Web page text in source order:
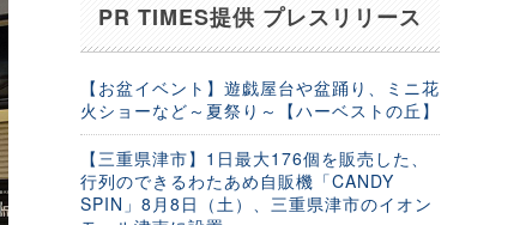
PR TIMES提供 プレスリリース
【お盆イベント】遊戯屋台や盆踊り、ミニ花
火ショーなど～夏祭り～【ハーベストの丘】
【三重県津市】1日最大176個を販売した、
行列のできるわたあめ自販機「CANDY
SPIN」8月8日（土）、三重県津市のイオン